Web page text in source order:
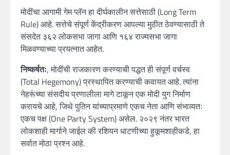
मोदींचा आगामी गेम प्लॅन हा दीर्घकालीन सत्तेसाठी (Long Term
Rule) आहे. सत्तेचे संपूर्ण केंद्रीकरण आपल्या मुठीत ठेवण्यासाठी ते
संसदेत ३६२ लोकसभा जागा आणि १६४ राज्यसभा जागा
मिळवण्याच्या प्रयत्नात आहेत.
निष्कर्षतः, मोदींची राजकारण करण्याची पद्धत ही संपूर्ण वर्चस्व
(Total Hegemony) प्रस्थापित करण्याची कवायत आहे. त्यांना
नेहरूंच्या संसदीय प्रणालीला मागे टाकून एक मोदी युग निर्माण
करायचे आहे, जिथे पुतिन यांच्याप्रमाणे एकच नेता आणि संभाव्यतः
एकच पक्ष (One Party System) असेल. २०२९ नंतर भारत
लोकशाही मार्गाने जाईल की रशियन धाटणीच्या हुकूमशाहीकडे, हा
सर्वात मोठा प्रश्न आहे.